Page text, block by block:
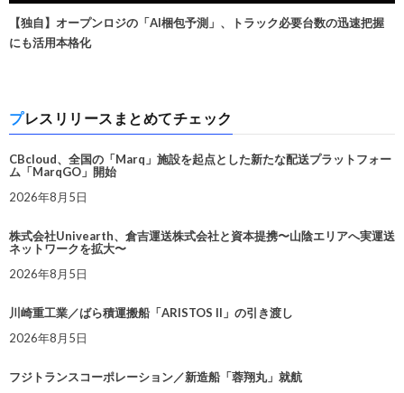
【独自】オープンロジの「AI梱包予測」、トラック必要台数の迅速把握
にも活用本格化
プレスリリースまとめてチェック
CBcloud、全国の「Marq」施設を起点とした新たな配送プラットフォー
ム「MarqGO」開始
2026年8月5日
株式会社Univearth、倉吉運送株式会社と資本提携〜山陰エリアへ実運送
ネットワークを拡大〜
2026年8月5日
川崎重工業／ばら積運搬船「ARISTOS II」の引き渡し
2026年8月5日
フジトランスコーポレーション／新造船「蓉翔丸」就航